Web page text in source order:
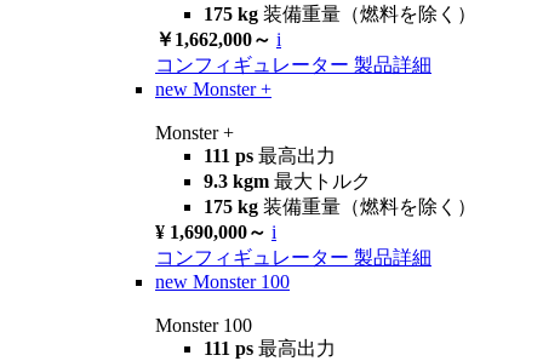
175 kg 装備重量（燃料を除く）
￥1,662,000～ i
コンフィギュレーター 製品詳細
new Monster +
Monster +
111 ps 最高出力
9.3 kgm 最大トルク
175 kg 装備重量（燃料を除く）
¥ 1,690,000～ i
コンフィギュレーター 製品詳細
new Monster 100
Monster 100
111 ps 最高出力